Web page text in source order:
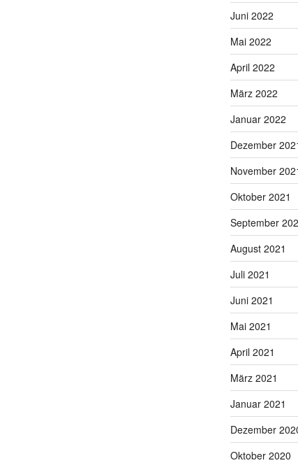
Juni 2022
Mai 2022
April 2022
März 2022
Januar 2022
Dezember
November
Oktober 2021
September
August 2021
Juli 2021
Juni 2021
Mai 2021
April 2021
März 2021
Januar 2021
Dezember
Oktober 2020